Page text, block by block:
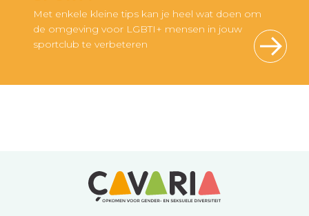
Met enkele kleine tips kan je heel wat doen om
de omgeving voor LGBTI+ mensen in jouw
sportclub te verbeteren